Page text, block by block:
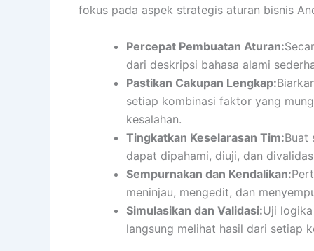
fokus pada aspek strategis aturan bisnis
Percepat Pembuatan Aturan:
dari deskripsi bahasa alami
Pastikan Cakupan Lengkap:
setiap kombinasi faktor yang
kesalahan.
Tingkatkan Keselarasan Tim:Buat
dapat dipahami, diuji, dan
Sempurnakan dan Kendalikan:
meninjau, mengedit, dan
Simulasikan dan Validasi:Uji
langsung melihat hasil dari setiap